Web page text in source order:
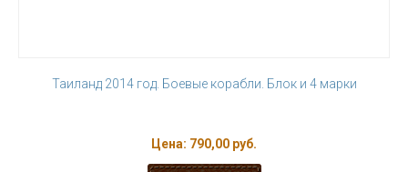
Таиланд 2014 год. Боевые корабли. Блок и 4 марки
Цена: 790,00 руб.